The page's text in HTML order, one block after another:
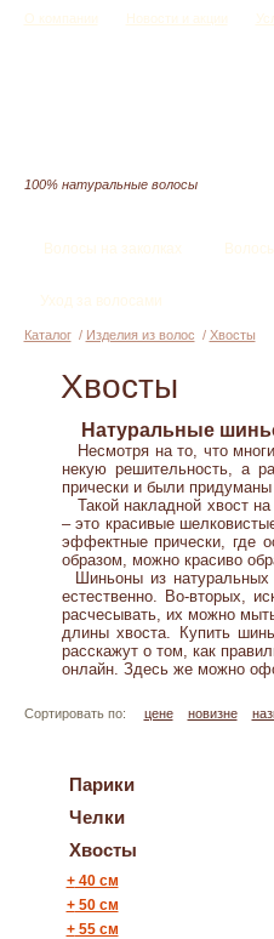
О компании Новости и акции
100% натуральные волосы
Волосы на заколках
Уход за волосами
Каталог/ Изделия из волос / Хвосты
Хвосты
Натуральные
Несмотря на то, что
некую решительность, а
прически и были
Такой накладной хвост
– это красивые
эффектные прически, где
образом, можно красиво
Шиньоны из натуральных
естественно. Во-вторых,
расчесывать, их можно
длины хвоста. Купить
расскажут о том, как
онлайн. Здесь же можно
Сортировать по: цене новизне
Парики
Челки
Хвосты
+40 см
+50 см
+55 cм